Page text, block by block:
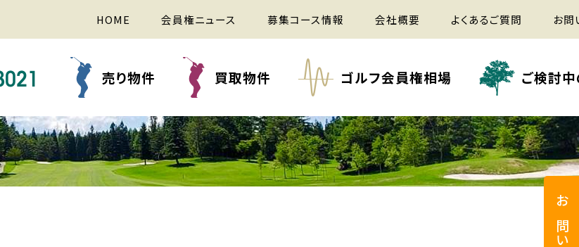
HOME 会員権ニュース 募集コース情報 会社概要 よくあるご質問 お問
売り物件 買取物件 ゴルフ会員権相場 ご検討